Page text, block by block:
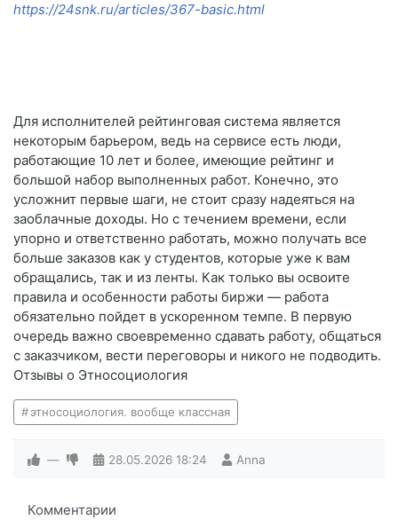
https://24snk.ru/articles/367-basic.html
Для исполнителей рейтинговая система является
некоторым барьером, ведь на сервисе есть люди,
работающие 10 лет и более, имеющие рейтинг и
большой набор выполненных работ. Конечно, это
усложнит первые шаги, не стоит сразу надеяться на
заоблачные доходы. Но с течением времени, если
упорно и ответственно работать, можно получать все
больше заказов как у студентов, которые уже к вам
обращались, так и из ленты. Как только вы освоите
правила и особенности работы биржи — работа
обязательно пойдет в ускоренном темпе. В первую
очередь важно своевременно сдавать работу, общаться
с заказчиком, вести переговоры и никого не подводить.
Отзывы о Этносоциология
этносоциология. вообще классная
— 28.05.2026 18:24 Anna
Комментарии